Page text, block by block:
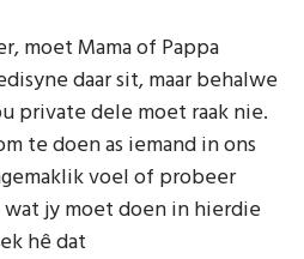
moet Mama of Pappa
daar sit, maar behalwe
private dele moet raak nie.
te doen as iemand in ons
voel of probeer
wat jy moet doen in hierdie
hê dat